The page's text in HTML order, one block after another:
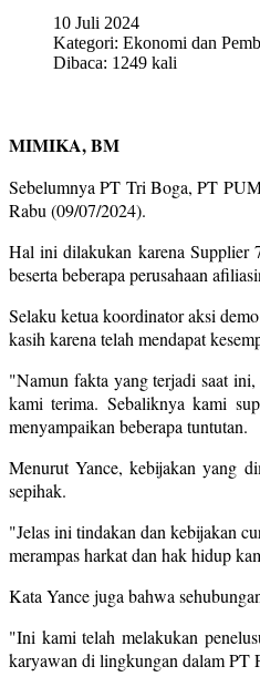
10 Juli 2024
Kategori: Ekonomi dan
Dibaca: 1249 kali
MIMIKA, BM
Sebelumnya PT Tri Boga, PT
Rabu (09/07/2024).
Hal ini dilakukan karena Supplier
beserta beberapa perusahaan
Selaku ketua koordinator aksi
kasih karena telah mendapat
"Namun fakta yang terjadi saat
kami terima. Sebaliknya kami
menyampaikan beberapa tuntutan.
Menurut Yance, kebijakan yang
sepihak.
"Jelas ini tindakan dan kebijakan
merampas harkat dan hak hidup
Kata Yance juga bahwa
"Ini kami telah melakukan
karyawan di lingkungan dalam PT